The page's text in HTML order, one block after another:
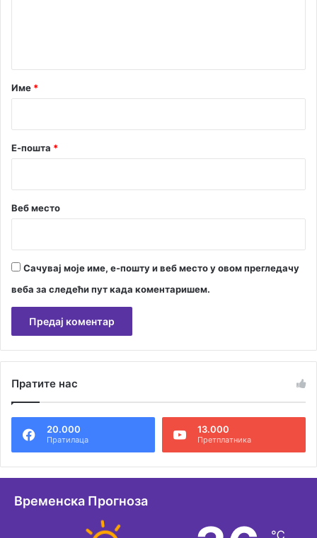
р
Име *
Е-пошта *
Веб место
Сачувај моје име, е-пошту и веб место у овом прегледачу
веба за следећи пут када коментаришем.
т
н
т
Пратите нас
20.000
Пратилаца
13.000
Претплатника
Временска Прогноза